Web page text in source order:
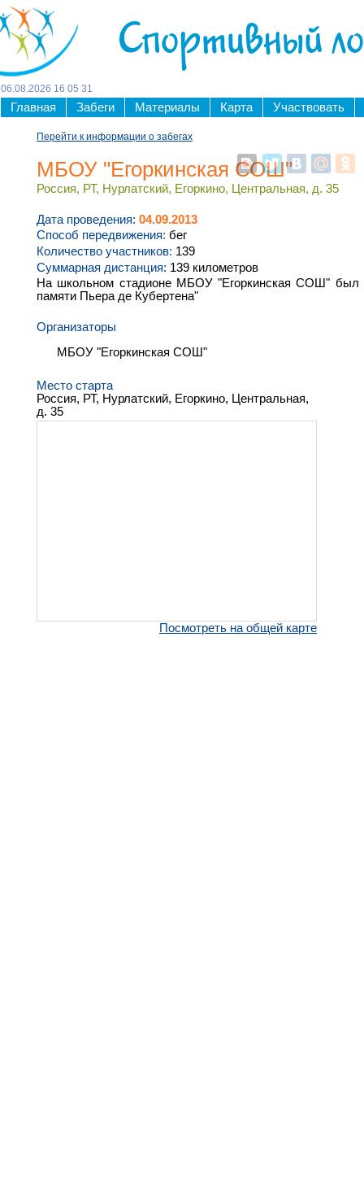
Спортивный
06 08 2026 16 05 32
Главная Забеги Материалы Карта Участвовать
Перейти к информации о забегах
МБОУ "Егоркинская СОШ"
Россия, РТ, Нурлатский, Егоркино, Центральная, д. 35
Дата проведения: 04.09.2013
Способ передвижения: бег
Количество участников: 139
Суммарная дистанция: 139 километров
На школьном стадионе МБОУ "Егоркинская СОШ" был
памяти Пьера де Кубертена"
Организаторы
МБОУ "Егоркинская СОШ"
Место старта
Россия, РТ, Нурлатский, Егоркино, Центральная,
д. 35
Посмотреть на общей карте